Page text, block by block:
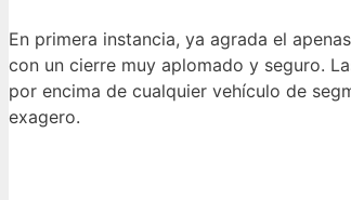
En primera instancia, ya agrada el
con un cierre muy aplomado y seguro.
por encima de cualquier vehículo de
exagero.